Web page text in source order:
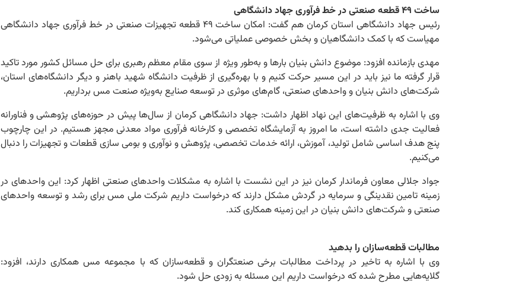
ساخت ۴۹ قطعه صنعتی در خط فرآوری جهاد دانشگاهی
رئیس جهاد دانشگاهی استان کرمان هم گفت: امکان ساخت ۴۹ قطعه تجهیزات صنعتی در خط فرآوری جهاد دانشگاهی
مهیاست که با کمک دانشگاهیان و بخش خصوصی عملیاتی می‌شود.
مهدی بازمانده افزود: موضوع دانش‌ بنیان بارها و به‌طور ویژه از سوی مقام معظم رهبری برای حل مسائل کشور مورد تاکید
قرار گرفته ما نیز باید در این مسیر حرکت کنیم و با بهره‌گیری از ظرفیت دانشگاه شهید باهنر و دیگر دانشگاه‌های استان،
شرکت‌های دانش‌ بنیان و واحدهای صنعتی، گام‌های موثری در توسعه صنایع به‌ویژه صنعت مس برداریم.
وی با اشاره به ظرفیت‌های این نهاد اظهار داشت: جهاد دانشگاهی کرمان از سال‌ها پیش در حوزه‌های پژوهشی و فناورانه
فعالیت جدی داشته است، ما امروز به آزمایشگاه‌ تخصصی و کارخانه فرآوری مواد معدنی مجهز هستیم. در این چارچوب
پنج هدف اساسی شامل تولید، آموزش، ارائه خدمات تخصصی، پژوهش و نوآوری و بومی سازی قطعات و تجهیزات را دنبال
می‌کنیم.
جواد جلالی معاون فرماندار کرمان نیز در این نشست با اشاره به مشکلات واحدهای صنعتی اظهار کرد: این واحدهای در
زمینه تامین نقدینگی و سرمایه در گردش مشکل دارند که درخواست داریم شرکت ملی مس برای رشد و توسعه واحدهای
صنعتی و شرکت‌های دانش بنیان در این زمینه همکاری کند.
مطالبات قطعه‌سازان را بدهید
وی با اشاره به تاخیر در پرداخت مطالبات برخی صنعتگران و قطعه‌سازان که با مجموعه مس همکاری دارند، افزود:
گلایه‌هایی مطرح شده که درخواست داریم این مسئله به زودی حل شود.